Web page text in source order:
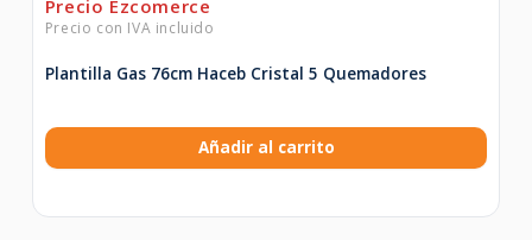
Plantilla Gas 76cm Haceb Cristal 5 Quemadores
Añadir al carrito